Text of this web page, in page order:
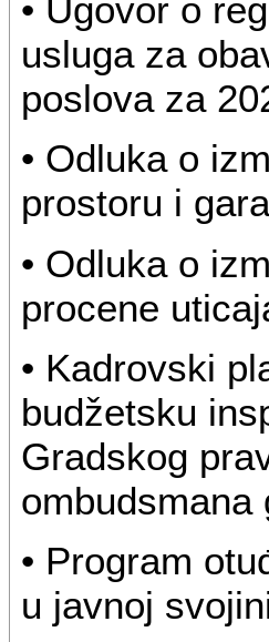
• Ugovor o
usluga za
poslova za
• Odluka o
prostoru i
• Odluka o
procene
• Kadrovski
budžetsku
Gradskog
ombudsmana
• Program
u javnoj